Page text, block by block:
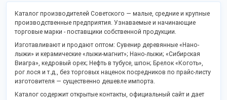
Каталог производителей Советского — малые, средние и крупные
производственные предприятия. Узнаваемые и начинающие
торговые марки - поставщики собственной продукции.
Изготавливают и продают оптом: Сувенир деревянные «Нано-
лыжи» и керамические «лыжи-магнит»; Нано-лыжи; «Сибирская
Виагра», кедровый орех; Нефть в тубусе, шпон; Брелок «Коготь»,
рог лося и т.д., без торговых наценок посредников по прайс-листу
изготовителя — существенно дешевле импорта.
Каталог содержит открытые контакты, официальный сайт и дает